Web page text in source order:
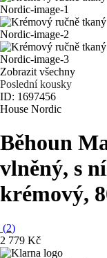
Zobrazit všechny
Poslední kousky
ID: 1697456
House Nordic
Běhoun
vlněný, s
krémový,
(2)
2 779 Kč